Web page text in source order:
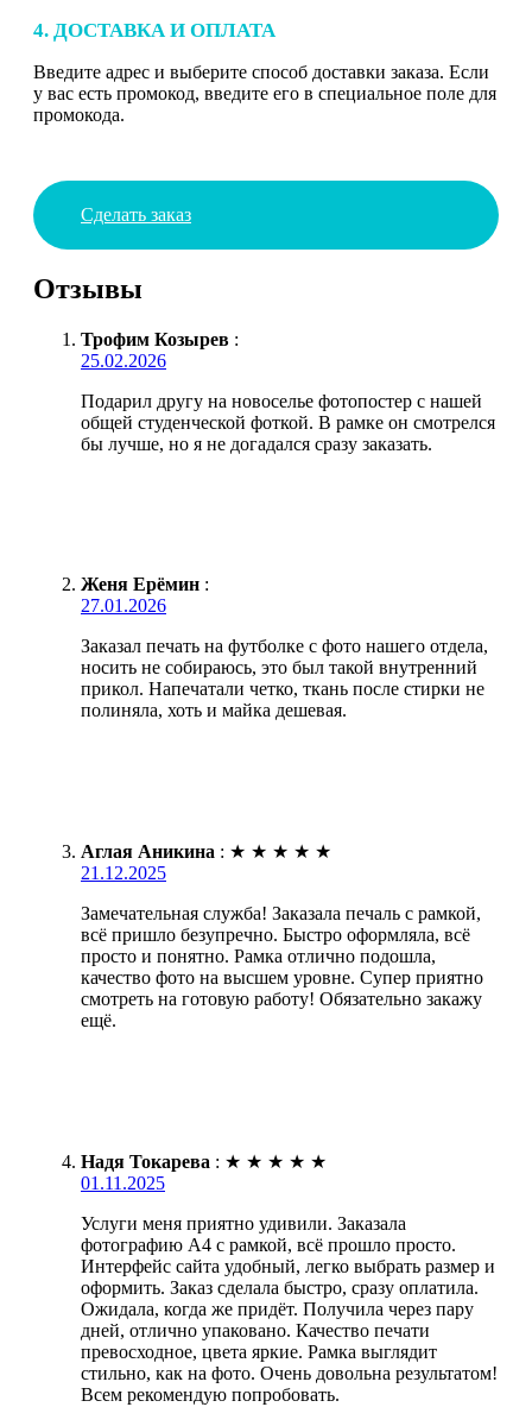
4. ДОСТАВКА И ОПЛАТА
Введите адрес и выберите способ доставки заказа. Если
у вас есть промокод, введите его в специальное поле для
промокода.
Сделать заказ
Отзывы
Трофим Козырев :
25.02.2026
Подарил другу на новоселье фотопостер с нашей
общей студенческой фоткой. В рамке он смотрелся
бы лучше, но я не догадался сразу заказать.
Женя Ерёмин :
27.01.2026
Заказал печать на футболке с фото нашего отдела,
носить не собираюсь, это был такой внутренний
прикол. Напечатали четко, ткань после стирки не
полиняла, хоть и майка дешевая.
Аглая Аникина : ★ ★ ★ ★ ★
21.12.2025
Замечательная служба! Заказала печаль с рамкой,
всё пришло безупречно. Быстро оформляла, всё
просто и понятно. Рамка отлично подошла,
качество фото на высшем уровне. Супер приятно
смотреть на готовую работу! Обязательно закажу
ещё.
Надя Токарева : ★ ★ ★ ★ ★
01.11.2025
Услуги меня приятно удивили. Заказала
фотографию А4 с рамкой, всё прошло просто.
Интерфейс сайта удобный, легко выбрать размер и
оформить. Заказ сделала быстро, сразу оплатила.
Ожидала, когда же придёт. Получила через пару
дней, отлично упаковано. Качество печати
превосходное, цвета яркие. Рамка выглядит
стильно, как на фото. Очень довольна результатом!
Всем рекомендую попробовать.